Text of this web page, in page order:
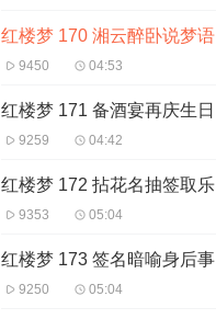
红楼梦 170 湘云醉卧说梦语
9450 04:53
红楼梦 171 备酒宴再庆生日
9259 04:42
红楼梦 172 拈花名抽签取乐
9353 05:04
红楼梦 173 签名暗喻身后事
9250 05:04